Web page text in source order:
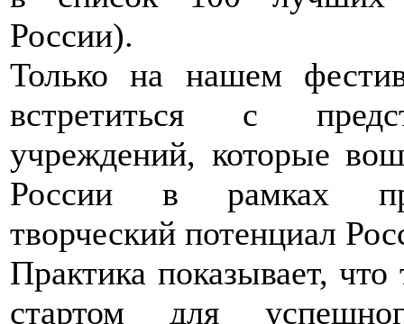
России).
Только на нашем
встретиться с
учреждений, которые
России в рамках
творческий потенциал
Практика показывает, что
стартом для